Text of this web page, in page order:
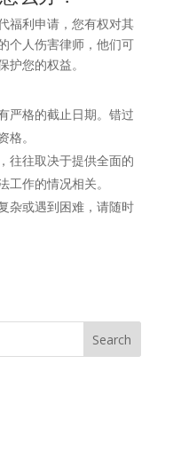
福利申请，您有权对其
个人伤害律师，他们可
您的权益。
严格的截止日期。错过
。
往往取决于提供全面的
作的情况相关。
杂或遇到困难，请随时
Search